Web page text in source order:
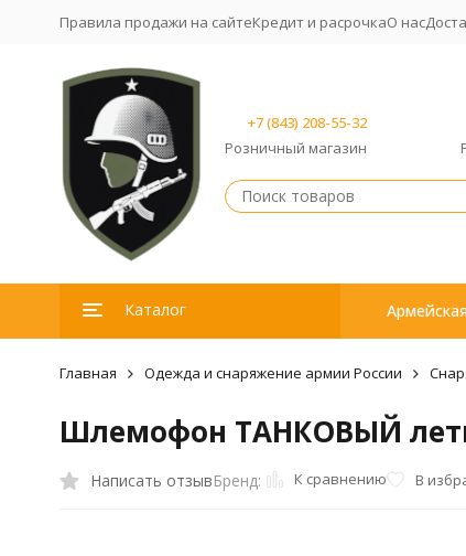
Правила продажи на сайтеКредит и расрочкаО нас
+7 (843) 208-55-32
Розничный магазин
Каталог
Главная Одежда и снаряжение армии России
Шлемофон ТАНКОВЫЙ
Написать отзывБренд: К сравнению В